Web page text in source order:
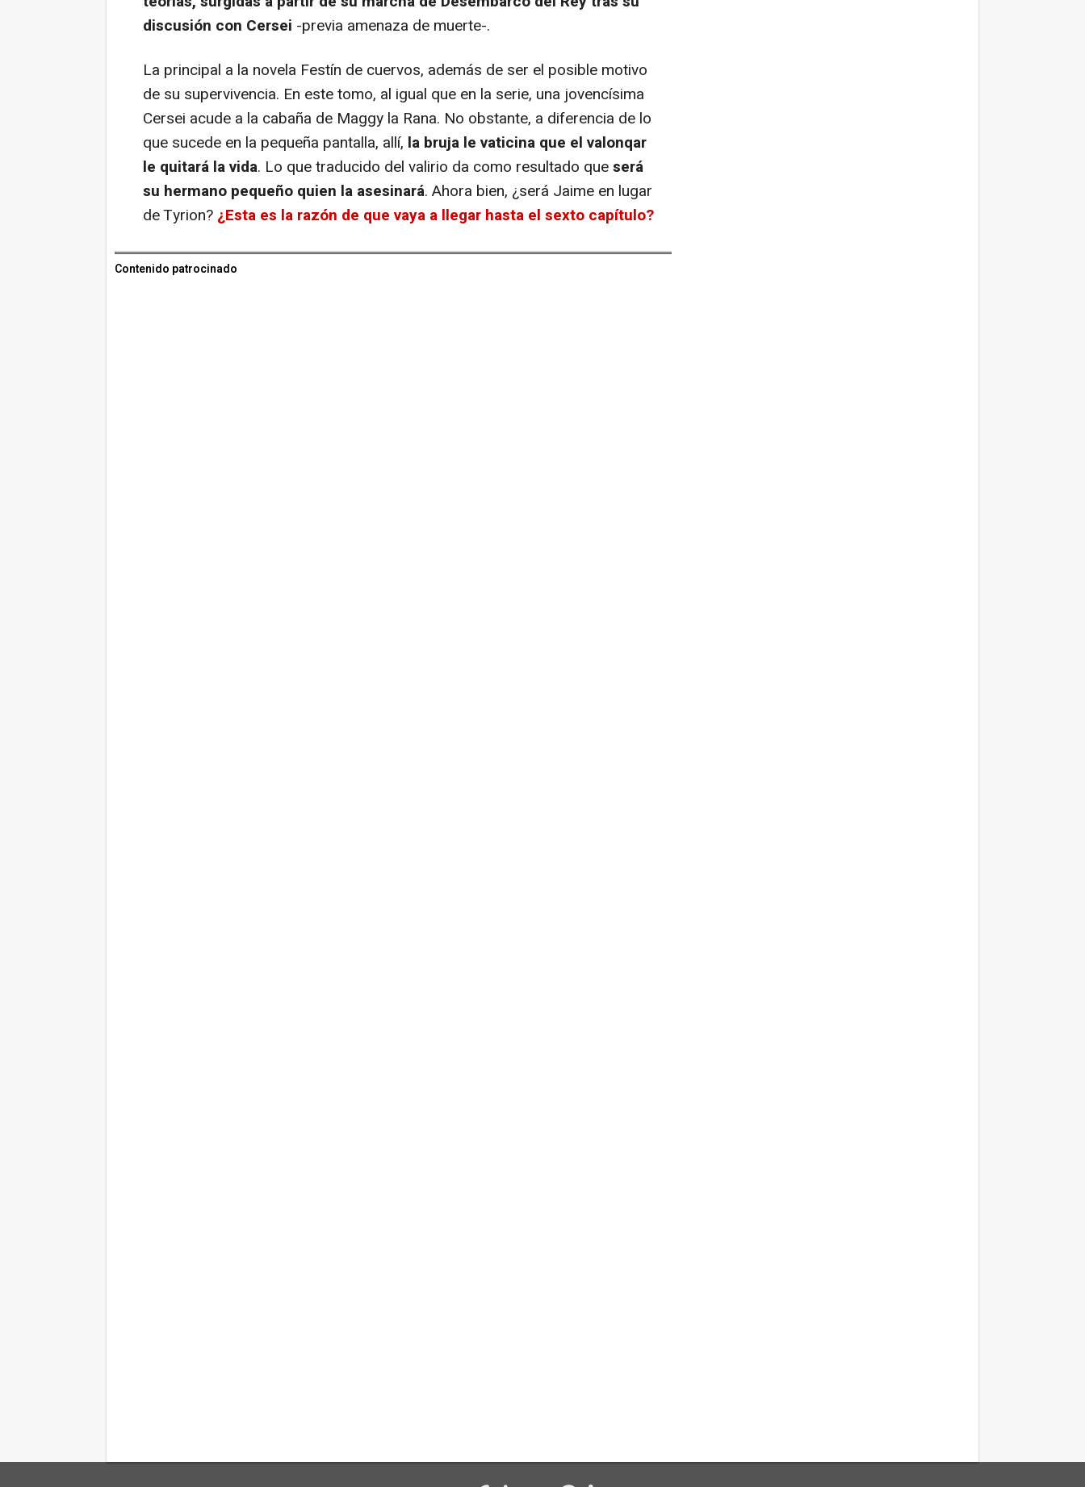
discusión con Cersei -previa amenaza de muerte-.
La principal a la novela Festín de cuervos, además de ser el posible motivo
de su supervivencia. En este tomo, al igual que en la serie, una jovencísima
Cersei acude a la cabaña de Maggy la Rana. No obstante, a diferencia de lo
que sucede en la pequeña pantalla, allí, la bruja le vaticina que el valonqar
le quitará la vida. Lo que traducido del valirio da como resultado queserá
su hermano pequeño quien la asesinará. Ahora bien, ¿será Jaime en lugar
de Tyrion? ¿Esta es la razón de que vaya a llegar hasta el sexto capítulo?
Contenido patrocinado